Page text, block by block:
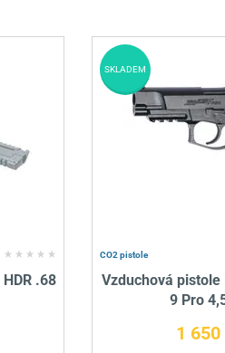
.68
CO2 pistole
Vzduchová
9 Pro
1 650
SKLADEM